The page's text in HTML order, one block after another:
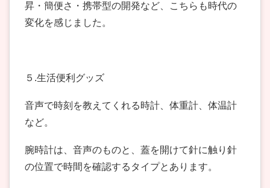
昇・簡便さ・携帯型の開発など、こちらも時代の
変化を感じました。
５.生活便利グッズ
音声で時刻を教えてくれる時計、体重計、体温計
など。
腕時計は、音声のものと、蓋を開けて針に触り針
の位置で時間を確認するタイプとあります。